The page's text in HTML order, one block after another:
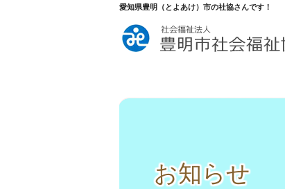
愛知県豊明（とよあけ）市の社協さんです！
お知らせ